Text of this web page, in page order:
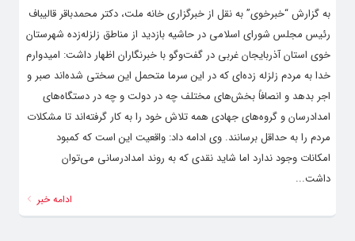
به گزارش “خبرخوی” به نقل از خبرگزاری خانه ملت، دکتر محمدباقر قالیباف
رئیس مجلس شورای اسلامی در حاشیه بازدید از مناطق زلزله‌زده شهرستان
خوی استان آذربایجان غربی در گفت‌وگو با خبرنگاران اظهار داشت: امیدوارم
خدا به مردم زلزله زده‌ای که در این سرما متحمل این سختی شده‌اند صبر و
اجر بدهد و انصافاً بخش‌های مختلف چه در دولت و چه در دستگاه‌های
امدادرسان و گروه‌های جهادی همه تلاش خود را به کار گرفته‌اند تا مشکلات
مردم را به حداقل برسانند. وی ادامه داد: واقعیت این است که کمبود
امکانات وجود ندارد اما شاید نقدی که به روند امدادرسانی می‌توان
داشت...
ادامه خبر